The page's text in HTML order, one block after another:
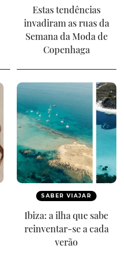
Estas tendências
invadiram as ruas da
Semana da Moda de
Copenhaga
SABER VIAJAR
Ibiza: a ilha que sabe
reinventar-se a cada
verão